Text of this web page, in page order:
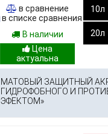
в сравнение
в списке сравнения
В наличии
10л
20л
МАТОВЫЙ ЗАЩИТНЫЙ
ГИДРОФОБНОГО И
ЭФЕКТОМ»